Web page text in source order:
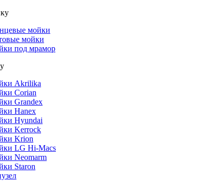
мойки
мойки
под мрамор
Akrilika
Corian
Grandex
Hanex
Hyundai
Kerrock
Krion
LG Hi-Macs
Neomarm
Staron